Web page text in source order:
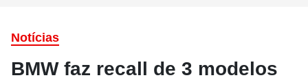
Notícias
BMW faz recall de 3 modelos